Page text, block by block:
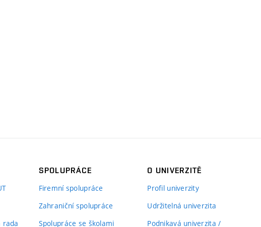
rada
SPOLUPRÁCE
Firemní spolupráce
Zahraniční spolupráce
Spolupráce se školami
O UNIVERZITĚ
Profil univerzity
Udržitelná univerzita
Podnikavá univerzita /